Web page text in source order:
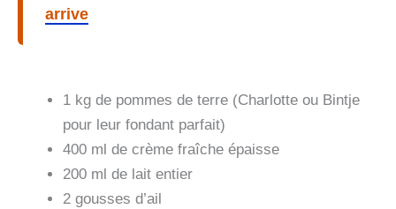
arrive
1 kg de pommes de terre (Charlotte ou Bintje
pour leur fondant parfait)
400 ml de crème fraîche épaisse
200 ml de lait entier
2 gousses d’ail